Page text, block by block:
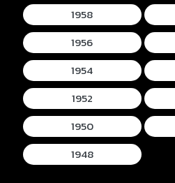
1958
1956
1954
1952
1950
1948